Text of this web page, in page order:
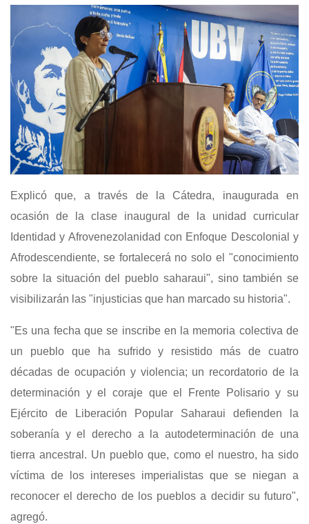
Explicó que, a través de la Cátedra, inaugurada en
ocasión de la clase inaugural de la unidad curricular
Identidad y Afrovenezolanidad con Enfoque Descolonial y
Afrodescendiente, se fortalecerá no solo el "conocimiento
sobre la situación del pueblo saharaui", sino también se
visibilizarán las "injusticias que han marcado su historia".
"Es una fecha que se inscribe en la memoria colectiva de
un pueblo que ha sufrido y resistido más de cuatro
décadas de ocupación y violencia; un recordatorio de la
determinación y el coraje que el Frente Polisario y su
Ejército de Liberación Popular Saharaui defienden la
soberanía y el derecho a la autodeterminación de una
tierra ancestral. Un pueblo que, como el nuestro, ha sido
víctima de los intereses imperialistas que se niegan a
reconocer el derecho de los pueblos a decidir su futuro",
agregó.